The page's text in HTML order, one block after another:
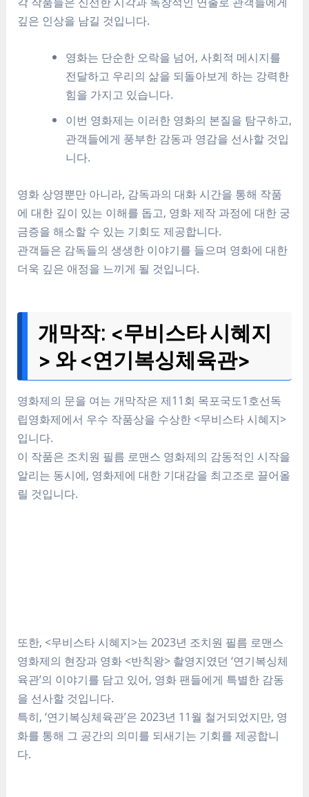
깊은 인상을 남길 것입니다.
영화는 단순한 오락을 넘어, 사회적 메시지를
전달하고 우리의 삶을 되돌아보게 하는 강력한
힘을 가지고 있습니다.
이번 영화제는 이러한 영화의 본질을 탐구하고,
관객들에게 풍부한 감동과 영감을 선사할 것입
니다.
영화 상영뿐만 아니라, 감독과의 대화 시간을 통해 작품
에 대한 깊이 있는 이해를 돕고, 영화 제작 과정에 대한 궁
금증을 해소할 수 있는 기회도 제공합니다.
관객들은 감독들의 생생한 이야기를 들으며 영화에 대한
더욱 깊은 애정을 느끼게 될 것입니다.
개막작: <무비스타 시혜지
> 와 <연기복싱체육관>
영화제의 문을 여는 개막작은 제11회 목포국도1호선독
립영화제에서 우수 작품상을 수상한 <무비스타 시혜지>
입니다.
이 작품은 조치원 필름 로맨스 영화제의 감동적인 시작을
알리는 동시에, 영화제에 대한 기대감을 최고조로 끌어올
릴 것입니다.
또한, <무비스타 시혜지>는 2023년 조치원 필름 로맨스
영화제의 현장과 영화 <반칙왕> 촬영지였던 ‘연기복싱체
육관’의 이야기를 담고 있어, 영화 팬들에게 특별한 감동
을 선사할 것입니다.
특히, ‘연기복싱체육관’은 2023년 11월 철거되었지만, 영
화를 통해 그 공간의 의미를 되새기는 기회를 제공합니
다.